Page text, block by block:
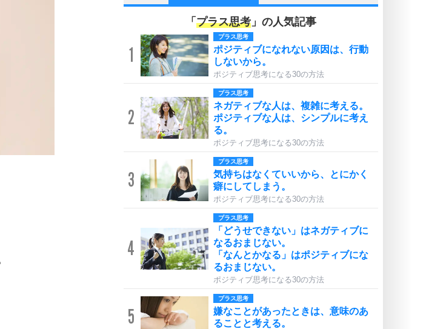
「 プラス思考 」の人気記事
1
プラス思考
ポジティブになれない原因は、行動
しないから。
ポジティブ思考になる30の方法
2
プラス思考
ネガティブな人は、複雑に考える。
ポジティブな人は、シンプルに考え
る。
ポジティブ思考になる30の方法
3
プラス思考
気持ちはなくていいから、とにかく
癖にしてしまう。
ポジティブ思考になる30の方法
4
プラス思考
「どうせできない」はネガティブに
なるおまじない。
「なんとかなる」はポジティブにな
るおまじない。
ポジティブ思考になる30の方法
5
プラス思考
嫌なことがあったときは、意味のあ
ることと考える。